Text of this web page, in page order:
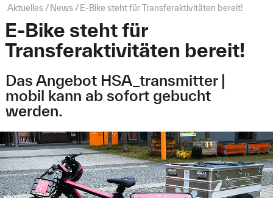
des
Seitenpfad:
Aktuelles News E-Bike steht für Transferaktivitäten bereit!
E-Bike steht für
Transferaktivitäten bereit!
Das Angebot HSA_transmitter |
mobil kann ab sofort gebucht
werden.